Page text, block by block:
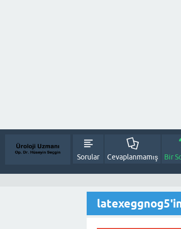
Sorular Cevaplanmamış Bir